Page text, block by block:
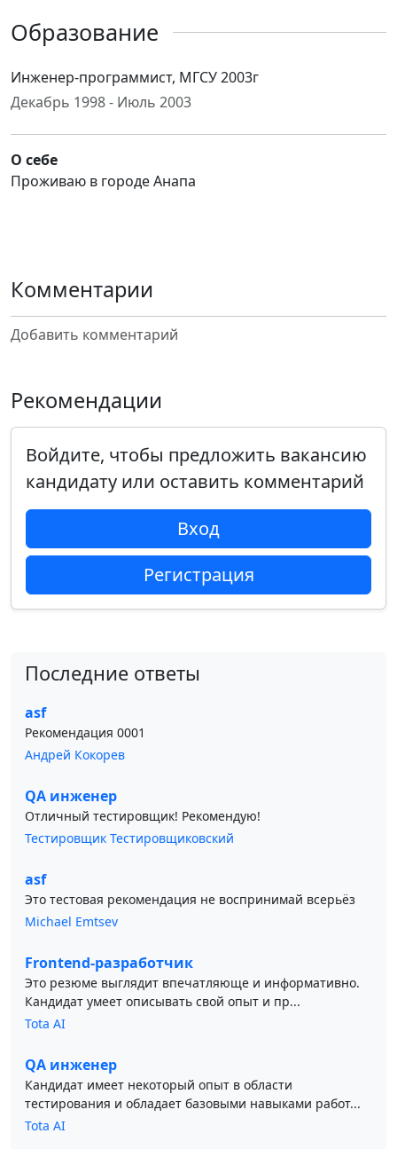
Образование
Инженер-программист, МГСУ 2003г
Декабрь 1998 - Июль 2003
О себе
Проживаю в городе Анапа
Комментарии
Добавить комментарий
Рекомендации
Войдите, чтобы предложить вакансию
кандидату или оставить комментарий
Вход
Регистрация
Последние ответы
asf
Рекомендация 0001
Андрей Кокорев
QA инженер
Отличный тестировщик! Рекомендую!
Тестировщик Тестировщиковский
asf
Это тестовая рекомендация не воспринимай всерьёз
Michael Emtsev
Frontend-разработчик
Это резюме выглядит впечатляюще и информативно.
Кандидат умеет описывать свой опыт и пр...
Tota AI
QA инженер
Кандидат имеет некоторый опыт в области
тестирования и обладает базовыми навыками работ...
Tota AI